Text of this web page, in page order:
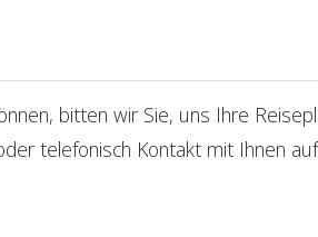
bitten wir Sie, uns Ihre
telefonisch Kontakt mit Ihnen